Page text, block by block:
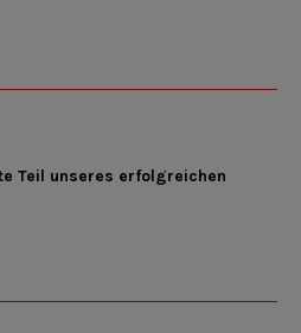
Teil unseres erfolgreichen